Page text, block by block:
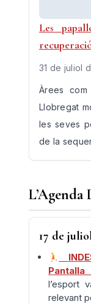
Les
31 de juliol
Àrees
Llobregat
les seves
de la
L’Agenda
17 de
Pantalla
l’esport
relevant